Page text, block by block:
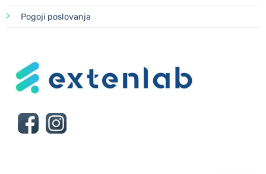
Pogoji poslovanja